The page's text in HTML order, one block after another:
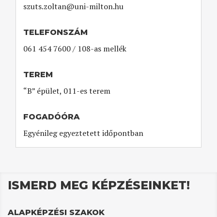
szuts.zoltan@uni-milton.hu
TELEFONSZÁM
061 454 7600 / 108-as mellék
TEREM
“B” épület, 011-es terem
FOGADÓÓRA
Egyénileg egyeztetett időpontban
ISMERD MEG KÉPZÉSEINKET!
ALAPKÉPZÉSI SZAKOK